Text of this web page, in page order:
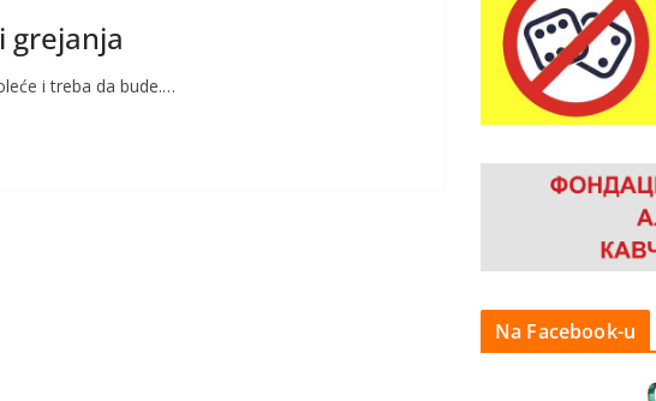
grejanja
i treba da bude.…
Na Facebook-u